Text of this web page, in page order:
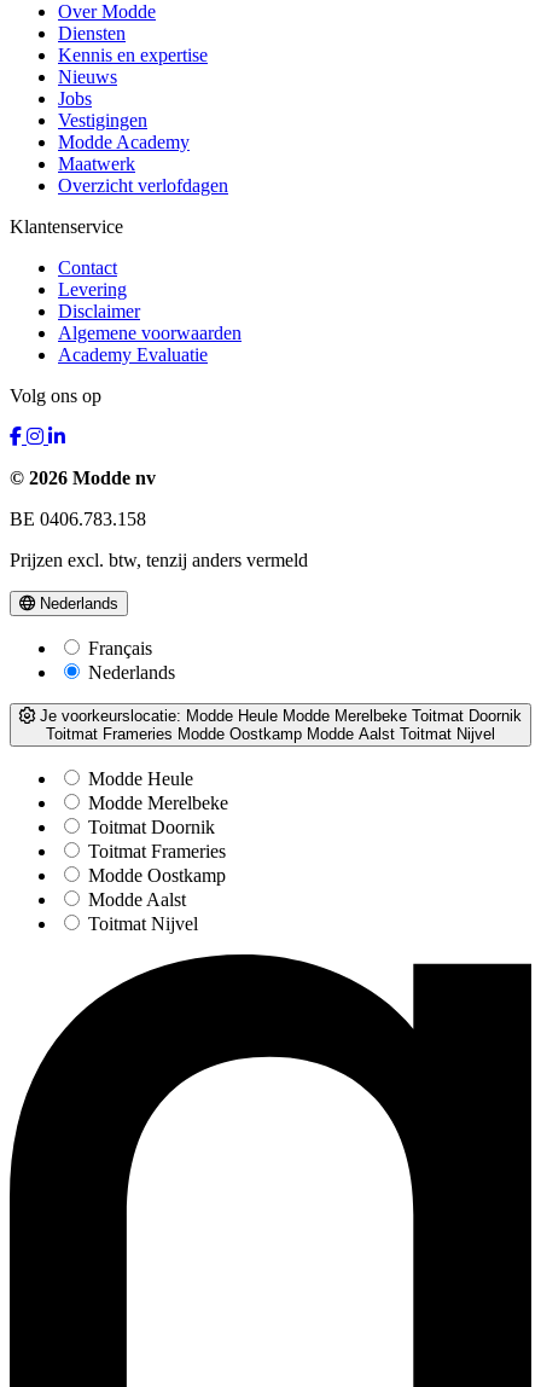
Over Modde
Diensten
Kennis en expertise
Nieuws
Jobs
Vestigingen
Modde Academy
Maatwerk
Overzicht verlofdagen
Klantenservice
Contact
Levering
Disclaimer
Algemene voorwaarden
Academy Evaluatie
Volg ons op
© 2026 Modde nv
BE 0406.783.158
Prijzen excl. btw, tenzij anders vermeld
Nederlands
Français
Nederlands
Je voorkeurslocatie: Modde Heule Modde Merelbeke Toitmat Doornik
Toitmat Frameries Modde Oostkamp Modde Aalst Toitmat Nijvel
Modde Heule
Modde Merelbeke
Toitmat Doornik
Toitmat Frameries
Modde Oostkamp
Modde Aalst
Toitmat Nijvel